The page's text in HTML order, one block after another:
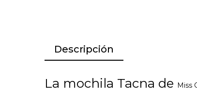
Descripción
La mochila Tacna de Miss